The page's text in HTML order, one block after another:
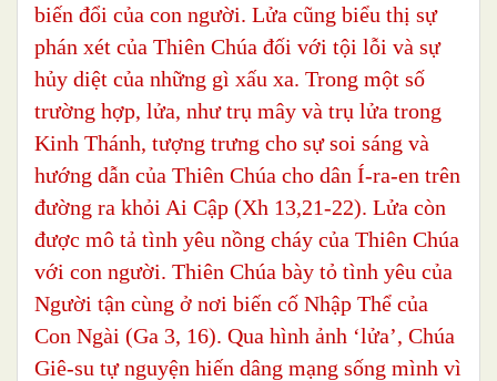
biến đổi của con người. Lửa cũng biểu thị sự
phán xét của Thiên Chúa đối với tội lỗi và sự
hủy diệt của những gì xấu xa. Trong một số
trường hợp, lửa, như trụ mây và trụ lửa trong
Kinh Thánh, tượng trưng cho sự soi sáng và
hướng dẫn của Thiên Chúa cho dân Í-ra-en trên
đường ra khỏi Ai Cập (Xh 13,21-22). Lửa còn
được mô tả tình yêu nồng cháy của Thiên Chúa
với con người. Thiên Chúa bày tỏ tình yêu của
Người tận cùng ở nơi biến cố Nhập Thể của
Con Ngài (Ga 3, 16). Qua hình ảnh ‘lửa’, Chúa
Giê-su tự nguyện hiến dâng mạng sống mình vì